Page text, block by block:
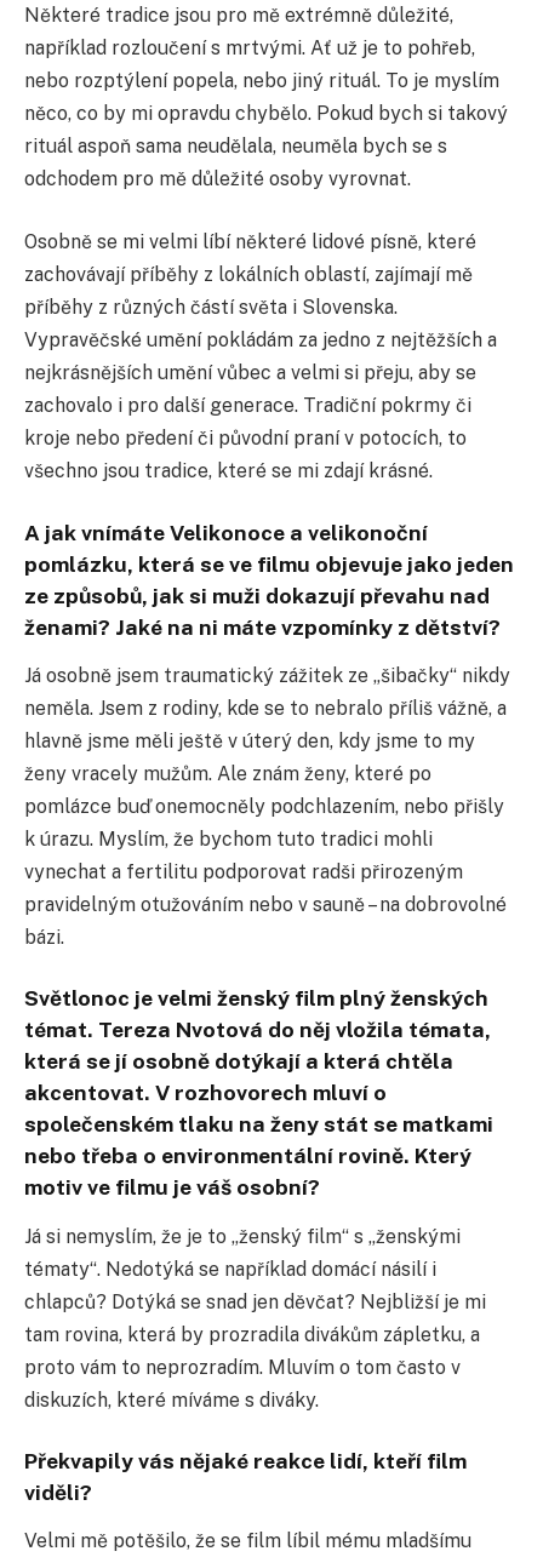
Některé tradice jsou pro mě extrémně důležité,
například rozloučení s mrtvými. Ať už je to pohřeb,
nebo rozptýlení popela, nebo jiný rituál. To je myslím
něco, co by mi opravdu chybělo. Pokud bych si takový
rituál aspoň sama neudělala, neuměla bych se s
odchodem pro mě důležité osoby vyrovnat.
Osobně se mi velmi líbí některé lidové písně, které
zachovávají příběhy z lokálních oblastí, zajímají mě
příběhy z různých částí světa i Slovenska.
Vypravěčské umění pokládám za jedno z nejtěžších a
nejkrásnějších umění vůbec a velmi si přeju, aby se
zachovalo i pro další generace. Tradiční pokrmy či
kroje nebo předení či původní praní v potocích, to
všechno jsou tradice, které se mi zdají krásné.
A jak vnímáte Velikonoce a velikonoční
pomlázku, která se ve filmu objevuje jako jeden
ze způsobů, jak si muži dokazují převahu nad
ženami? Jaké na ni máte vzpomínky z dětství?
Já osobně jsem traumatický zážitek ze „šibačky“ nikdy
neměla. Jsem z rodiny, kde se to nebralo příliš vážně, a
hlavně jsme měli ještě v úterý den, kdy jsme to my
ženy vracely mužům. Ale znám ženy, které po
pomlázce buď onemocněly podchlazením, nebo přišly
k úrazu. Myslím, že bychom tuto tradici mohli
vynechat a fertilitu podporovat radši přirozeným
pravidelným otužováním nebo v sauně – na dobrovolné
bázi.
Světlonoc je velmi ženský film plný ženských
témat. Tereza Nvotová do něj vložila témata,
která se jí osobně dotýkají a která chtěla
akcentovat. V rozhovorech mluví o
společenském tlaku na ženy stát se matkami
nebo třeba o environmentální rovině. Který
motiv ve filmu je váš osobní?
Já si nemyslím, že je to „ženský film“ s „ženskými
tématy“. Nedotýká se například domácí násilí i
chlapců? Dotýká se snad jen děvčat? Nejbližší je mi
tam rovina, která by prozradila divákům zápletku, a
proto vám to neprozradím. Mluvím o tom často v
diskuzích, které míváme s diváky.
Překvapily vás nějaké reakce lidí, kteří film
viděli?
Velmi mě potěšilo, že se film líbil mému mladšímu